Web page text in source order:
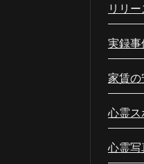
リリ
実録事
家賃
心霊ス
心霊写